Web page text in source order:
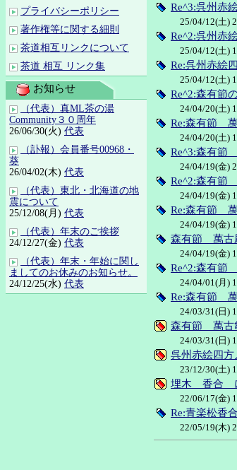
Re^3:呉州赤
25/04/12(土)
Re^2:呉州赤
25/04/12(土)
Re:呉州赤絵
25/04/12(土)
Re^2:森有節
24/04/20(土)
Re:森有節 萬
24/04/20(土)
Re^3:森有節
24/04/19(金)
Re^2:森有節
24/04/19(金)
Re:森有節 萬
24/04/19(金)
森有節 萬古
24/04/19(金)
Re^2:森有節
24/04/01(月)
Re:森有節 萬
24/03/31(日)
森有節 萬古
24/03/31(日)
呉州赤絵四方
23/12/30(土)
埋木 香合
22/06/17(金)
Re:青楽松香合
22/05/19(木)
プライバシーポリシー
著作権等に関する細則
茶道相互リンクについて
茶道 相互 リンク集
お知らせ
（代表）真ML茶の湯
Community３０周年
26/06/30(火) 代表
（訃報）会員番号00968・
葵
26/04/02(木) 代表
（代表）東北・北海道の地
震について
25/12/08(月) 代表
（代表）年末のご挨拶
24/12/27(金) 代表
（代表）年末・年始に関し
ましてのお休みのお知らせ。
24/12/25(水) 代表